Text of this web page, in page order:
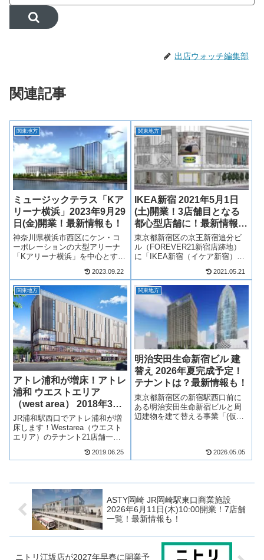
出店ウォッチ編集部
関連記事
関東地方
ミュージックテラス「Kア
リーナ横浜」2023年9月29
日(金)開業！最新情報も！
神奈川県横浜市西区にケン・コ
ーポレーションの大型アリーナ
「Kアリーナ横浜」を中心とする
が2023年9月29日(金)開業！大型
アリーナ「Kアリーナ横浜」を中
心とし、ホテル「ヒルトン横
浜」やオフィス、商業施設で構
成さ...
2023.09.22
関東地方
IKEA新宿 2021年5月1日
(土)開業！3店舗目となる
都心型店舗に！最新情報
も！
東京都新宿区の京王新宿追分ビ
ル（FOREVER21新宿店跡地）
に「IKEA新宿（イケア新宿）」
としては3店舗目となる都心型店
舗となり、地下1階から3階にか
けて出店！そんな、新宿駅前に
誕生するIKEAに...
2021.05.21
関東地方
アトレ浦和が増床！アトレ
浦和 ウエストエリア
（west area） 2018年3月
16日（金）開業！気にな
る駅ビルの内容とは？
JR浦和駅西口でアトレ浦和が増
床します！Westarea（ウエスト
エリア）のテナント21店舗一覧
商業施設になるのか、見ていき
加】【2017年10...
2019.06.25
関東地方
明治安田生命新宿ビル 建
替え 2026年夏完成予定！
テナントは？最新情報も！
東京都新宿区の新宿駅西口前に
ある明治安田生命新宿ビルと周
辺建物を建て替える事業「(仮称)
設ができ、複数店舗が出店予
定！そんな、明治安田生命新宿
2026.05.05
ASTY岡崎 JR岡崎駅東口商業施設
2026年6月11日(木)10:00開業！7店舗
一覧！最新情報も！
ニトリ江坂店が2027年早春に開業予